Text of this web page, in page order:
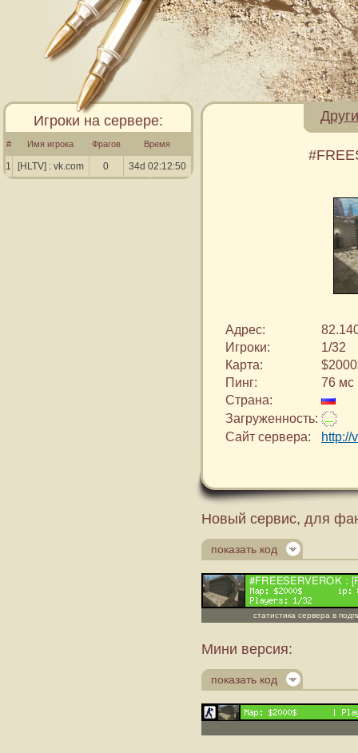
Игроки на сервере:
# Имя игрока Фрагов Время
1 [HLTV] : vk.com 0 34d 02:12:50
Адрес:
Игроки:
1/32
Карта:
Пинг:
76 мс
Страна:
Загруженность:
Сайт сервера:
http://
Новый сервис, для
показать код
статистика сервера в
Мини версия:
показать код